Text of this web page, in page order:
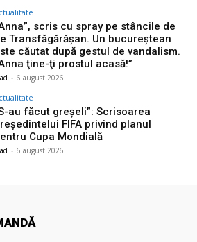
scris cu spray pe stâncile de
Transfăgărășan. Un bucureștean
căutat după gestul de vandalism.
ţine-ţi prostul acasă!”
- 6 august 2026
au făcut greșeli”: Scrisoarea
FIFA privind planul
Cupa Mondială
- 6 august 2026